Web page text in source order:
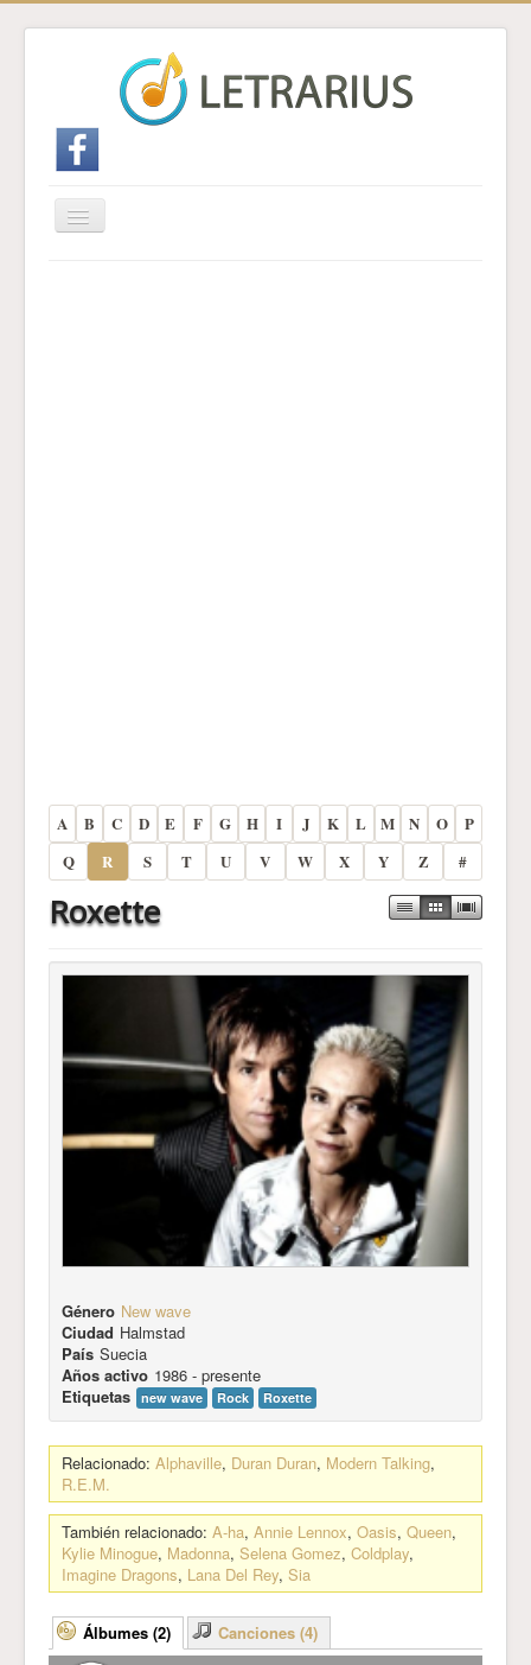
Cambiar
navegación
A B C D E F G H I J K L M N O
P
Q
R S T U V W X Y Z #
Roxette
Género New wave
Ciudad Halmstad
País Suecia
Años activo 1986 - presente
Etiquetas new wave Rock Roxette
Relacionado: Alphaville, Duran Duran, Modern Talking,
R.E.M.
También relacionado: A-ha, Annie Lennox, Oasis, Queen,
Kylie Minogue, Madonna, Selena Gomez, Coldplay,
Imagine Dragons, Lana Del Rey, Sia
Álbumes (2) Canciones (4)